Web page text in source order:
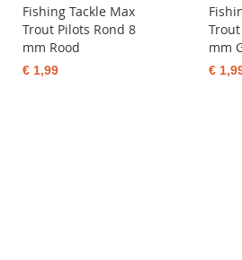
Fishing Tackle Max
Trout Pilots Rond 8
mm Rood
€ 1,99
mm
€